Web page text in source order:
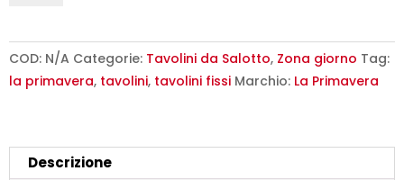
Primavera
-
Metallo
Cromato
COD: N/A Categorie: Tavolini da Salotto, Zona giorno Tag:
la primavera, tavolini, tavolini fissi Marchio: La Primavera
Descrizione